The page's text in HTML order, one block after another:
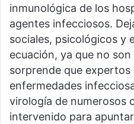
inmunológica de los
agentes infecciosos.
sociales, psicológicos y
ecuación, ya que no
sorprende que expertos
enfermedades
virología de numerosos
intervenido para